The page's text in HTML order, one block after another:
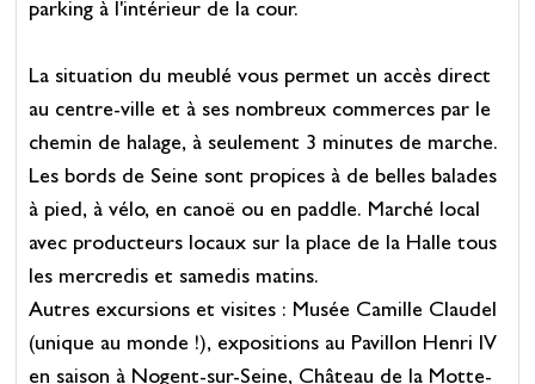
parking à l'intérieur de la cour.
La situation du meublé vous permet un accès direct
au centre-ville et à ses nombreux commerces par le
chemin de halage, à seulement 3 minutes de marche.
Les bords de Seine sont propices à de belles balades
à pied, à vélo, en canoë ou en paddle. Marché local
avec producteurs locaux sur la place de la Halle tous
les mercredis et samedis matins.
Autres excursions et visites : Musée Camille Claudel
(unique au monde !), expositions au Pavillon Henri IV
en saison à Nogent-sur-Seine, Château de la Motte-